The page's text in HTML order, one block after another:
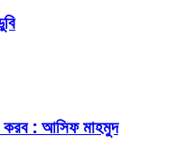
করব : আসিফ মাহমুদ